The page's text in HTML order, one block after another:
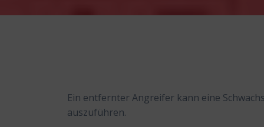
Ein entfernter Angreifer kann eine
auszuführen.